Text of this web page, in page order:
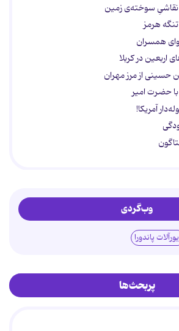
سوخته‌ی زمین
هرمز
در کربلا
حسینی از مرز مهران
حضرت امیر
آمریکا!
وب‌گردی
پاندورا
پربحث‌ها